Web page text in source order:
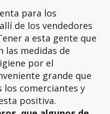
para los
de los vendedores
a esta gente que
las medidas de
por el
grande que
los comerciantes y
positiva.